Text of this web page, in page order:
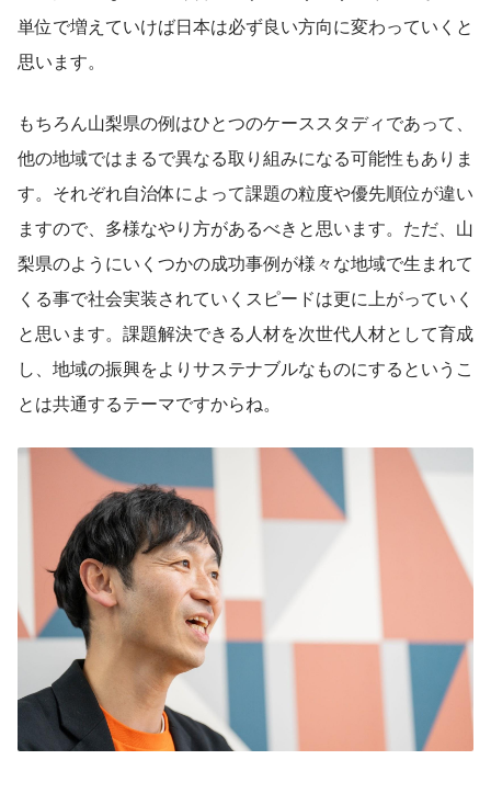
単位で増えていけば日本は必ず良い方向に変わっていくと
思います。
もちろん山梨県の例はひとつのケーススタディであって、
他の地域ではまるで異なる取り組みになる可能性もありま
す。それぞれ自治体によって課題の粒度や優先順位が違い
ますので、多様なやり方があるべきと思います。ただ、山
梨県のようにいくつかの成功事例が様々な地域で生まれて
くる事で社会実装されていくスピードは更に上がっていく
と思います。課題解決できる人材を次世代人材として育成
し、地域の振興をよりサステナブルなものにするというこ
とは共通するテーマですからね。